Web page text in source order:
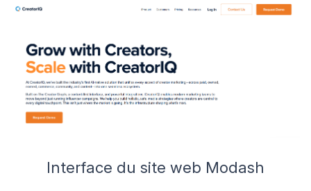
Interface du site web Modash